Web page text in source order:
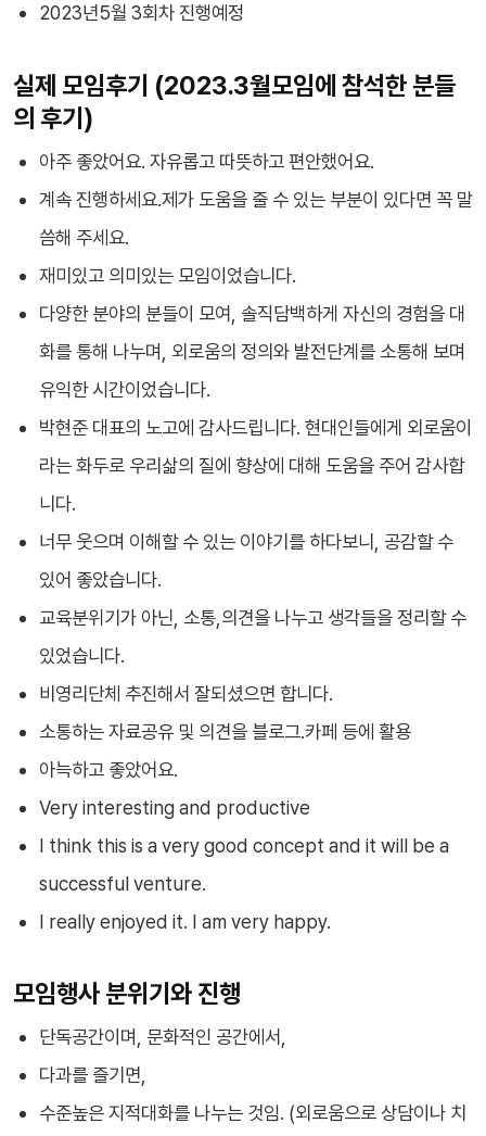
2023년5월 3회차 진행예정
실제 모임후기 (2023.3월모임에 참석한 분들
의 후기)
아주 좋았어요. 자유롭고 따뜻하고 편안했어요.
계속 진행하세요.제가 도움을 줄 수 있는 부분이 있다면 꼭 말
씀해 주세요.
재미있고 의미있는 모임이었습니다.
다양한 분야의 분들이 모여, 솔직담백하게 자신의 경험을 대
화를 통해 나누며, 외로움의 정의와 발전단계를 소통해 보며
유익한 시간이었습니다.
박현준 대표의 노고에 감사드립니다. 현대인들에게 외로움이
라는 화두로 우리삶의 질에 향상에 대해 도움을 주어 감사합
니다.
너무 웃으며 이해할 수 있는 이야기를 하다보니, 공감할 수
있어 좋았습니다.
교육분위기가 아닌, 소통,의견을 나누고 생각들을 정리할 수
있었습니다.
비영리단체 추진해서 잘되셨으면 합니다.
소통하는 자료공유 및 의견을 블로그.카페 등에 활용
아늑하고 좋았어요.
Very interesting and productive
I think this is a very good concept and it will be a
successful venture.
I really enjoyed it. I am very happy.
모임행사 분위기와 진행
단독공간이며, 문화적인 공간에서,
다과를 즐기면,
수준높은 지적대화를 나누는 것임. (외로움으로 상담이나 치